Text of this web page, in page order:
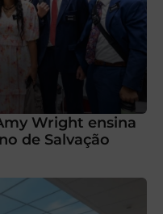
Wright ensina
de Salvação